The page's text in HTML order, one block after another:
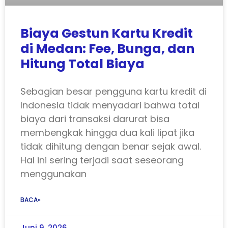
Biaya Gestun Kartu Kredit
di Medan: Fee, Bunga, dan
Hitung Total Biaya
Sebagian besar pengguna kartu kredit di
Indonesia tidak menyadari bahwa total
biaya dari transaksi darurat bisa
membengkak hingga dua kali lipat jika
tidak dihitung dengan benar sejak awal.
Hal ini sering terjadi saat seseorang
menggunakan
BACA»